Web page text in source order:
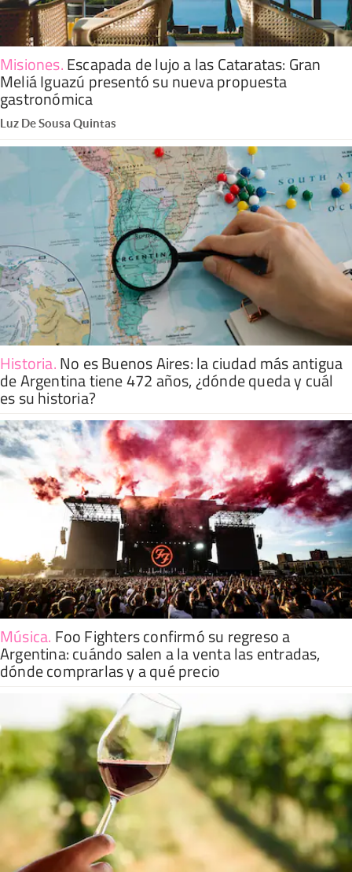
Misiones.Escapada de lujo a las Cataratas: Gran
Meliá Iguazú presentó su nueva propuesta
gastronómica
Luz De Sousa Quintas
Historia.No es Buenos Aires: la ciudad más antigua
de Argentina tiene 472 años, ¿dónde queda y cuál
es su historia?
Música. Foo Fighters confirmó su regreso a
Argentina: cuándo salen a la venta las entradas,
dónde comprarlas y a qué precio